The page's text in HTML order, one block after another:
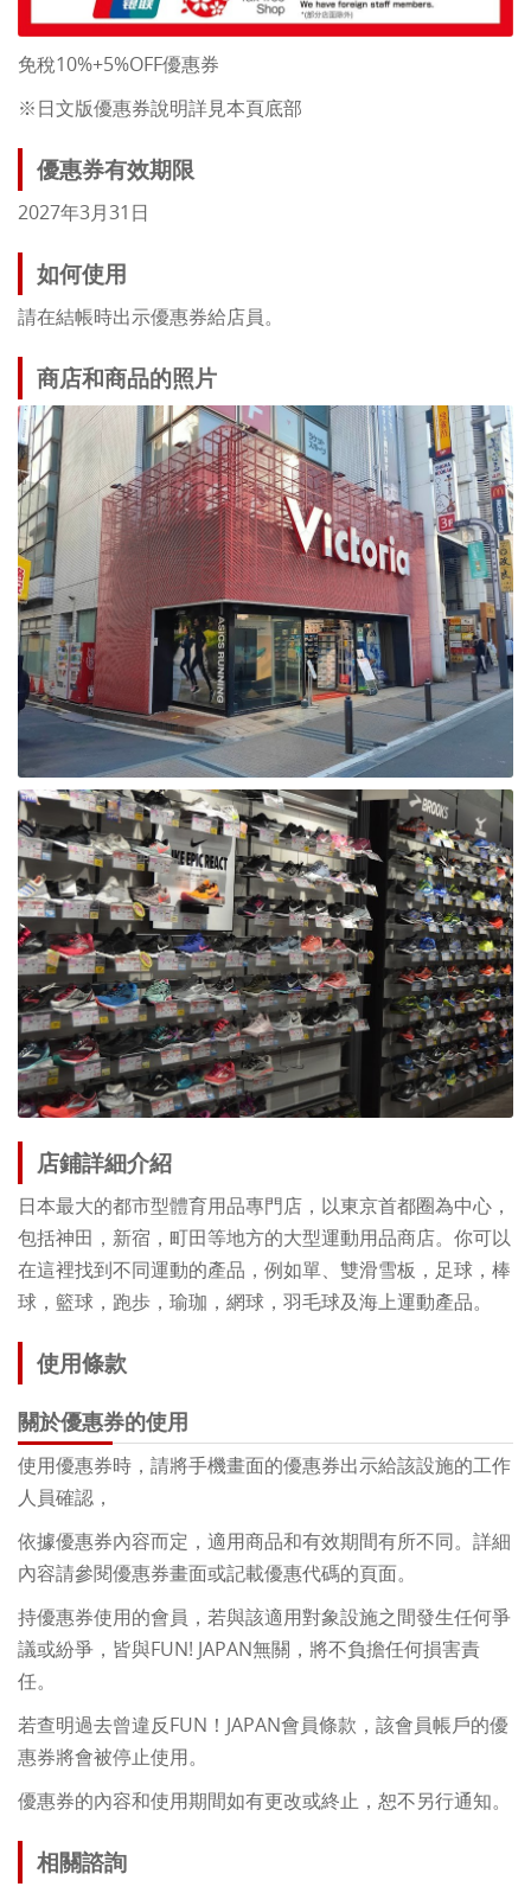
免稅10%+5%OFF優惠券
※日文版優惠券說明詳見本頁底部
優惠券有效期限
2027年3月31日
如何使用
請在結帳時出示優惠券給店員。
商店和商品的照片
店鋪詳細介紹
日本最大的都市型體育用品專門店，以東京首都圈為中心，
包括神田，新宿，町田等地方的大型運動用品商店。你可以
在這裡找到不同運動的產品，例如單、雙滑雪板，足球，棒
球，籃球，跑歩，瑜珈，網球，羽毛球及海上運動產品。
使用條款
關於優惠券的使用
使用優惠券時，請將手機畫面的優惠券出示給該設施的工作
人員確認，
依據優惠券內容而定，適用商品和有效期間有所不同。詳細
內容請參閱優惠券畫面或記載優惠代碼的頁面。
持優惠券使用的會員，若與該適用對象設施之間發生任何爭
議或紛爭，皆與FUN! JAPAN無關，將不負擔任何損害責
任。
若查明過去曾違反FUN！JAPAN會員條款，該會員帳戶的優
惠券將會被停止使用。
優惠券的內容和使用期間如有更改或終止，恕不另行通知。
相關諮詢